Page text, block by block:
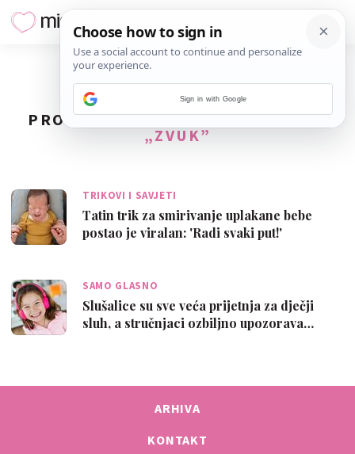
PRONAĐENO2REZULTATA ZA TAG
„ZVUK”
TRIKOVI I SAVJETI
Tatin trik za smirivanje uplakane bebe
postao je viralan: 'Radi svaki put!'
SAMO GLASNO
Slušalice su sve veća prijetnja za dječji
sluh, a stručnjaci ozbiljno upozorava…
ARHIVA
KONTAKT
Sign in with Google